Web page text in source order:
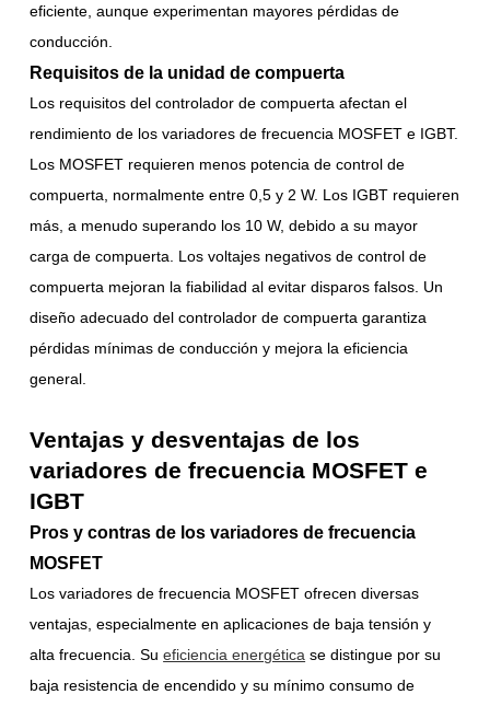
eficiente, aunque experimentan mayores pérdidas de
conducción.
Requisitos de la unidad de compuerta
Los requisitos del controlador de compuerta afectan el
rendimiento de los variadores de frecuencia MOSFET e IGBT.
Los MOSFET requieren menos potencia de control de
compuerta, normalmente entre 0,5 y 2 W. Los IGBT requieren
más, a menudo superando los 10 W, debido a su mayor
carga de compuerta. Los voltajes negativos de control de
compuerta mejoran la fiabilidad al evitar disparos falsos. Un
diseño adecuado del controlador de compuerta garantiza
pérdidas mínimas de conducción y mejora la eficiencia
general.
Ventajas y desventajas de los
variadores de frecuencia MOSFET e
IGBT
Pros y contras de los variadores de frecuencia
MOSFET
Los variadores de frecuencia MOSFET ofrecen diversas
ventajas, especialmente en aplicaciones de baja tensión y
alta frecuencia. Su eficiencia energética se distingue por su
baja resistencia de encendido y su mínimo consumo de